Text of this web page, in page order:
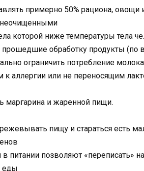
примерно 50% рациона, овощи
неочищенными
которой ниже температуры тела
обработку продукты (по
ограничить потребление
аллергии или не переносящим
маргарина и жаренной пищи.
пищу и стараться есть
питании позволяют «переписать»
еды